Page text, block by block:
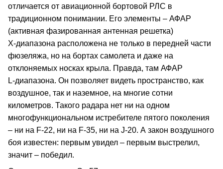
отличается от авиационной бортовой РЛС в
традиционном понимании. Его элементы – АФАР
(активная фазированная антенная решетка)
Х‑диапазона расположена не только в передней части
фюзеляжа, но на бортах самолета и даже на
отклоняемых носках крыла. Правда, там АФАР
L‑диапазона. Он позволяет видеть пространство, как
воздушное, так и наземное, на многие сотни
километров. Такого радара нет ни на одном
многофункциональном истребителе пятого поколения
– ни на F‑22, ни на F‑35, ни на J‑20. А закон воздушного
боя известен: первым увидел – первым выстрелил,
значит – победил.